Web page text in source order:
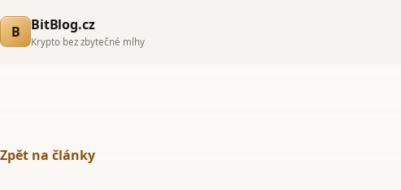
B BitBlog.cz
Krypto bez zbytečné mlhy
Zpět na články